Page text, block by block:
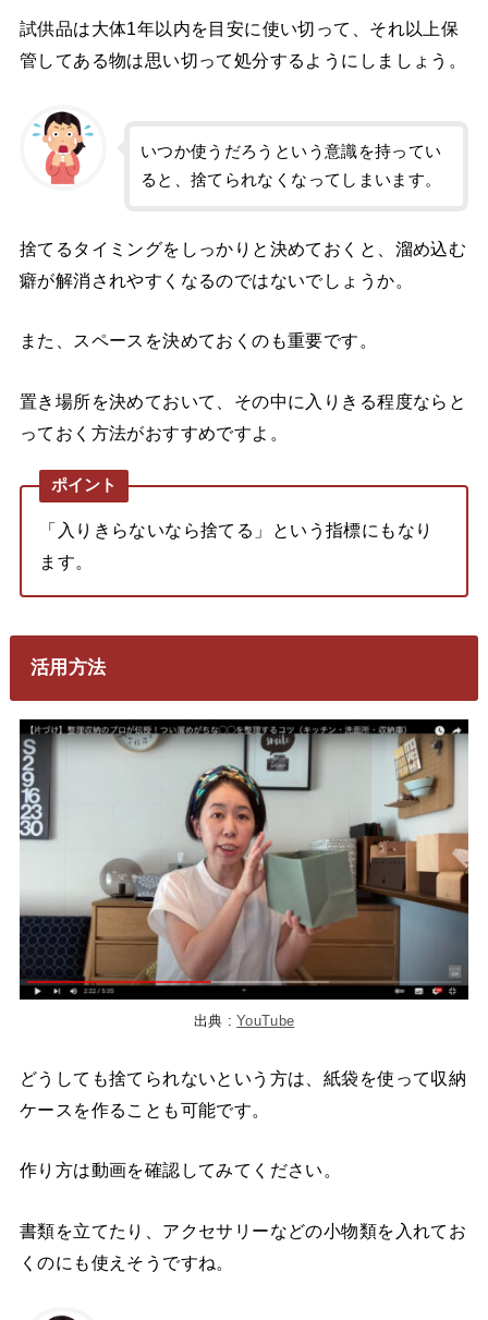
試供品は大体1年以内を目安に使い切って、それ以上保
管してある物は思い切って処分するようにしましょう。
いつか使うだろうという意識を持ってい
ると、捨てられなくなってしまいます。
捨てるタイミングをしっかりと決めておくと、溜め込む
癖が解消されやすくなるのではないでしょうか。
また、スペースを決めておくのも重要です。
置き場所を決めておいて、その中に入りきる程度ならと
っておく方法がおすすめですよ。
ポイント
「入りきらないなら捨てる」という指標にもなり
ます。
活用方法
出典 :YouTube
どうしても捨てられないという方は、紙袋を使って収納
ケースを作ることも可能です。
作り方は動画を確認してみてください。
書類を立てたり、アクセサリーなどの小物類を入れてお
くのにも使えそうですね。